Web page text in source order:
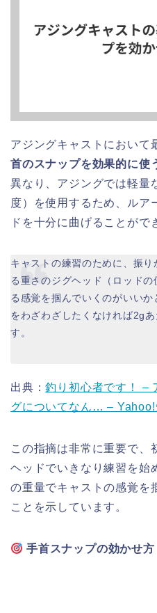
アジングキャストにおいて
首のスナップを効果的に使
異なり、アジングでは軽量
度）を使用するため、ルア
ドを十分に曲げることがで
キャストの練習のために、振
る重さのジグヘッド（ロッド
る感覚を掴んでいくのがいい
をわざわざしたくなければ2g
す。
出典：釣り初心者です！ –
グについてなん… – Yahoo!
この指摘は非常に重要で、
ヘッドでいきなり練習を始
の重量でキャストの感覚を
ことを示しています。
手首スナップの効かせ方